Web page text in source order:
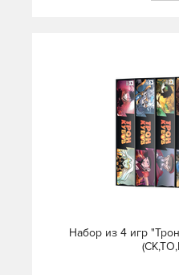
Набор из 4 игр